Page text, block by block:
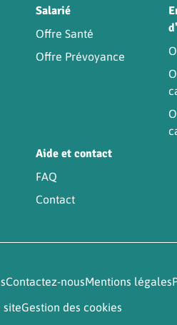
Salarié
Offre Santé
Offre Prévoyance
Aide et contact
FAQ
Contact
Contactez-nousMentions légales
siteGestion des cookies